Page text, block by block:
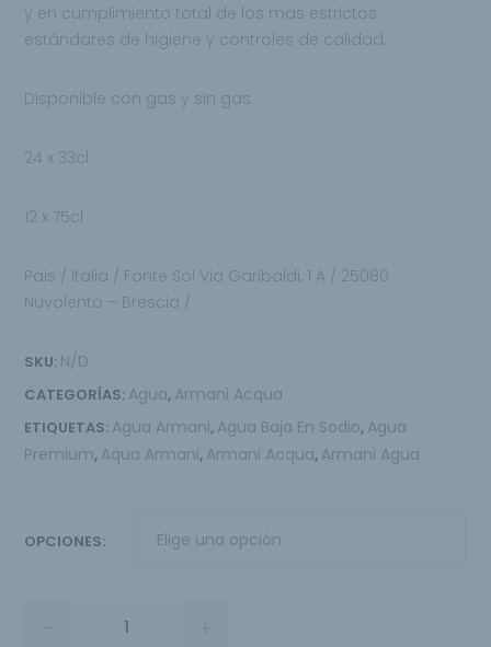
y en cumplimiento total de los mas estrictos
estándares de higiene y controles de calidad.
Disponible con gas y sin gas.
24 x 33cl
12 x 75cl
Pais / Italia / Fonte Sol Via Garibaldi, 1 A / 25080
Nuvolento – Brescia /
SKU: N/D
CATEGORÍAS: Agua, Armani Acqua
ETIQUETAS: Agua Armani, Agua Baja En Sodio, Agua
Premium, Aqua Armani, Armani Acqua, Armani Agua
OPCIONES